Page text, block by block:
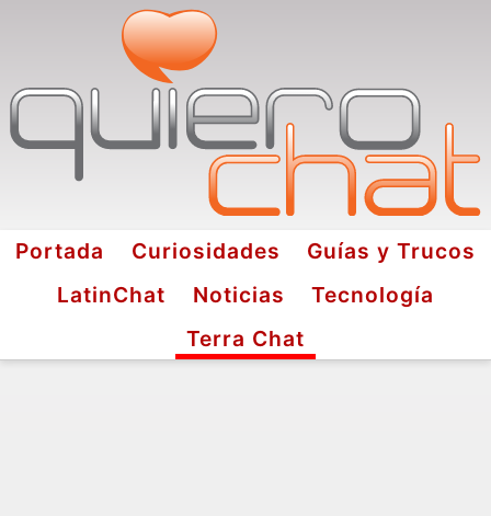
Portada Curiosidades
Guías y Trucos
LatinChat
Noticias
Tecnología
Terra Chat